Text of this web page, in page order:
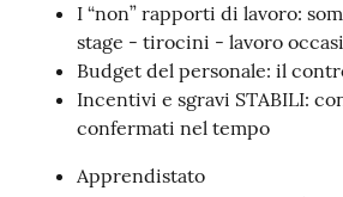
Contatti
Newsle
I “non” rapporti di lavoro:
stage - tirocini - lavoro
Budget del personale: il
Incentivi e sgravi STABILI:
confermati nel tempo
Apprendistato